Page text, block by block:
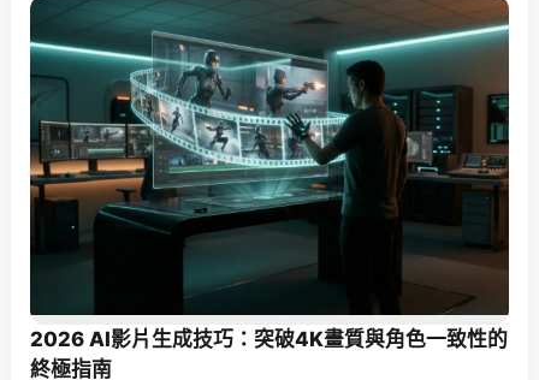
2026 AI影片生成技巧：突破4K畫質與角色一致性的
終極指南